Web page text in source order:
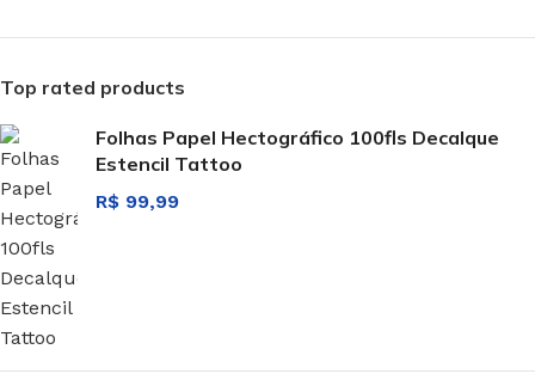
Top rated products
Folhas Papel Hectográfico 100fls Decalque
Estencil Tattoo
R$ 99,99